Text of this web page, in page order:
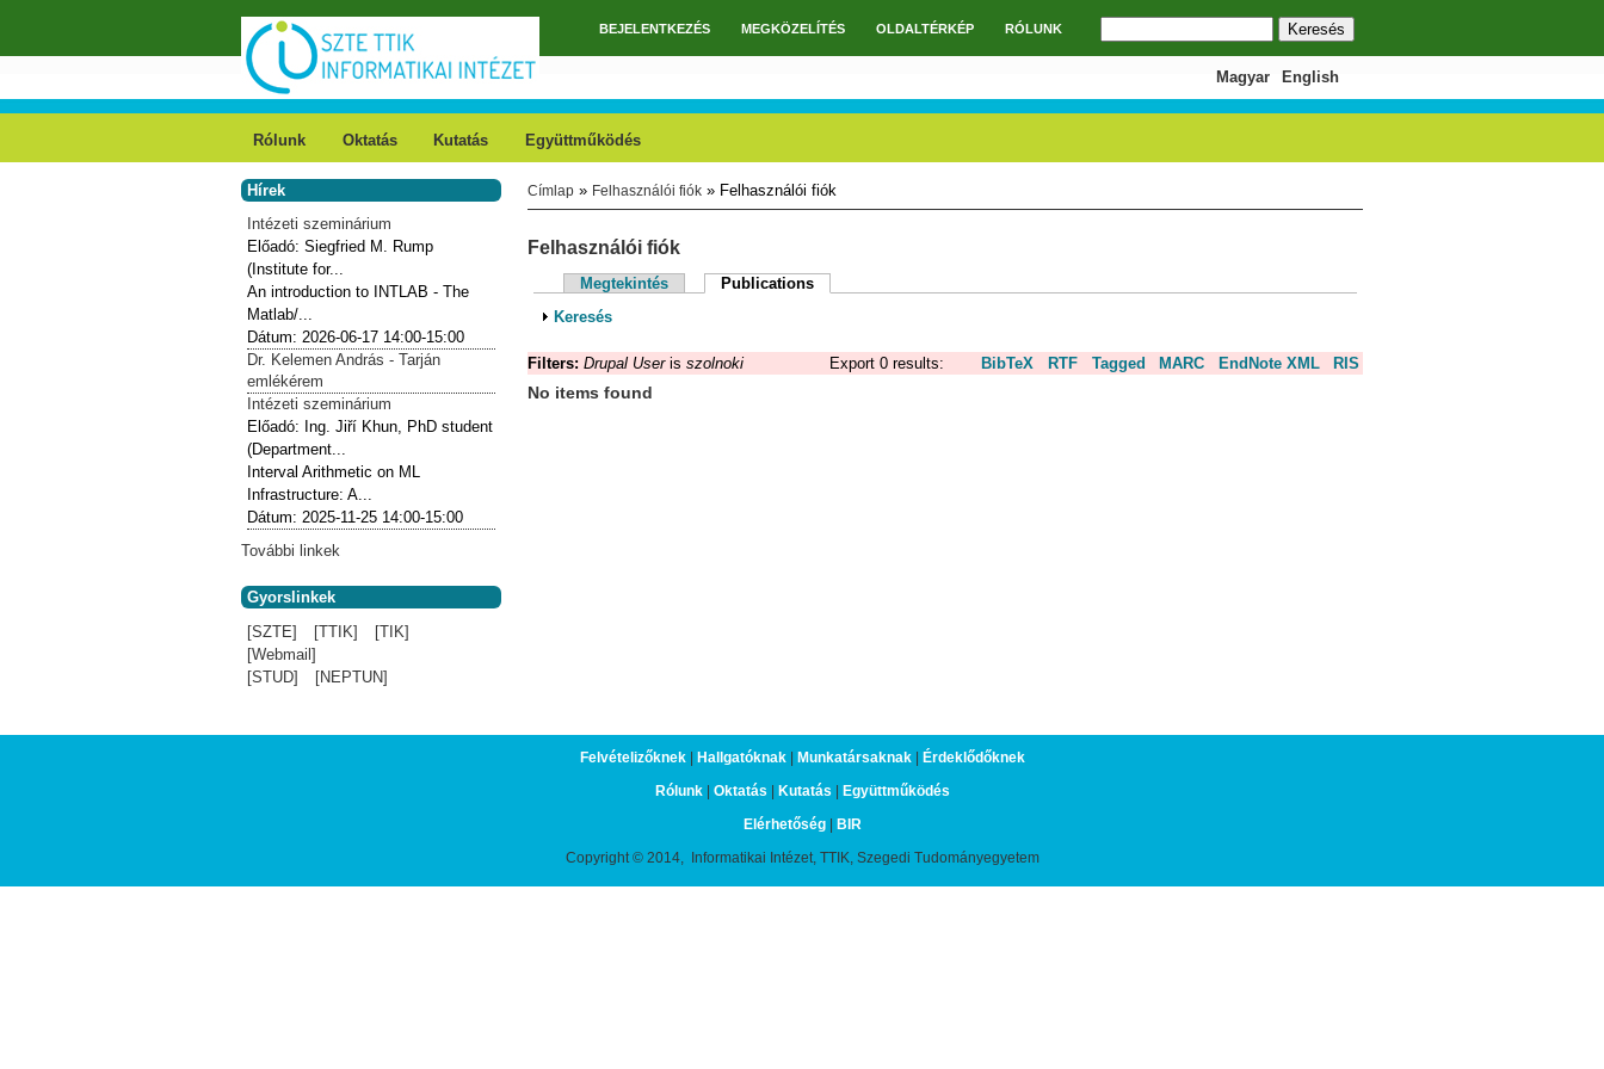
FőmenüBEJELENTKEZÉS MEGKÖZELÍTÉS OLDALTÉRKÉP RÓLUNK Keresés űrlap
English
Magyar
Rólunk Oktatás Kutatás Együttműködés
Jelenlegi hely
Címlap » Felhasználói fiók » Felhasználói fiók
Felhasználói fiók
Elsődleges fülek
Megtekintés Publications(aktív fül)
Megjelenítés
Keresés
Export 0 results: BibTeX RTF Tagged MARC EndNote XML RIS
Filters: Drupal Useris szolnoki
No items found
Hírek
Intézeti szeminárium
Előadó:Siegfried M. Rump
(Institute for...
An introduction to INTLAB - The
Matlab/...
Dátum: 2026-06-17 14:00-15:00
Dr. Kelemen András - Tarján
emlékérem
Intézeti szeminárium
Előadó: Ing. Jiří Khun, PhD student
(Department...
Interval Arithmetic on ML
Infrastructure: A...
Dátum: 2025-11-25 14:00-15:00
További linkek
Gyorslinkek
[SZTE]
[TTIK]
[TIK]
[Webmail]
[STUD]
[NEPTUN]
Felvételizőknek| Hallgatóknak| Munkatársaknak| Érdeklődőknek
Rólunk| Oktatás | Kutatás | Együttműködés
Elérhetőség| BIR
Copyright © 2014, Informatikai Intézet, TTIK, Szegedi Tudományegyetem